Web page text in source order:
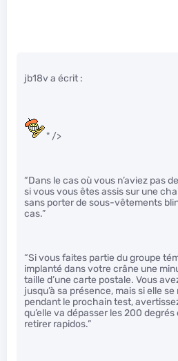
jb18v a écrit :
" />
“Dans le cas où vous n’aviez pas
si vous vous êtes assis sur une
sans porter de sous-vêtements
cas.”
“Si vous faites partie du groupe
implanté dans votre crâne une
taille d’une carte postale. Vous
jusqu’à sa présence, mais si elle
pendant le prochain test,
qu’elle va dépasser les 200 degrés
retirer rapidos.”